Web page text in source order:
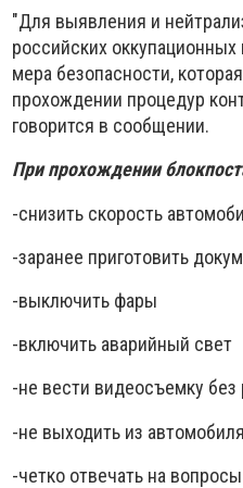
"Для выявления и
российских
мера безопасности,
прохождении процедур
говорится в сообщении.
При прохождении
-снизить скорость
-заранее приготовить
-выключить фары
-включить аварийный свет
-не вести видеосъемку
-не выходить из автомобиля
-четко отвечать на